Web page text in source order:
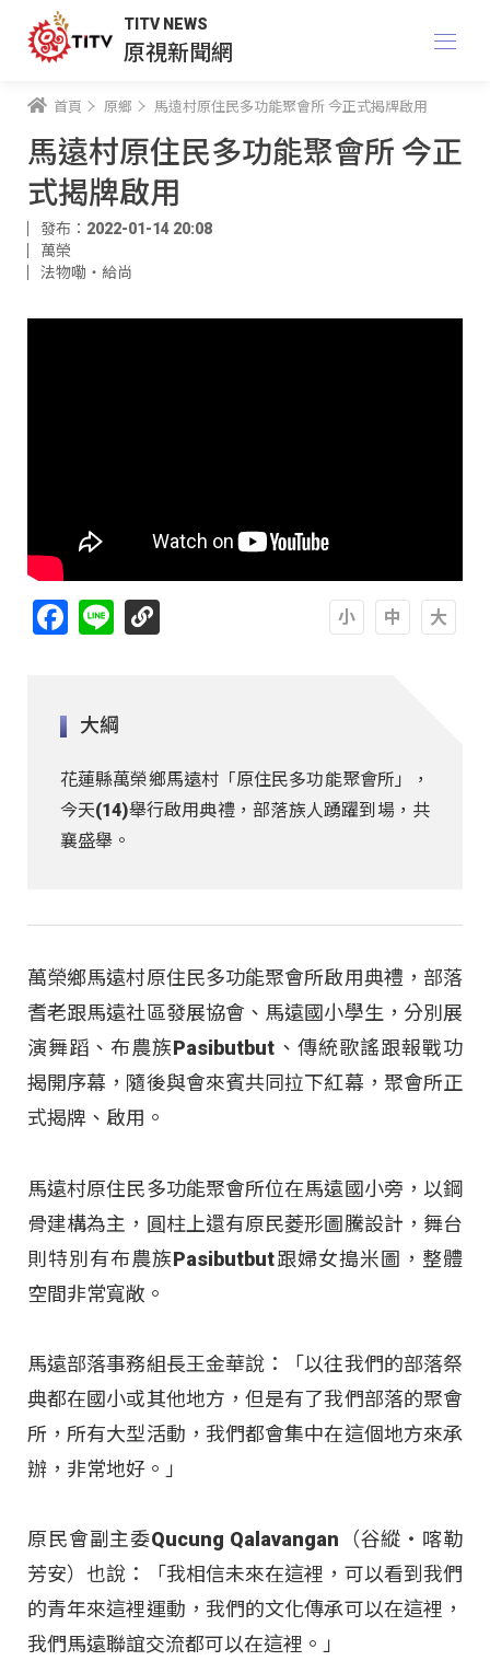
TITV NEWS
原視新聞網
首頁 原鄉 馬遠村原住民多功能聚會所 今正式揭牌啟用
馬遠村原住民多功能聚會所 今正
式揭牌啟用
發布：2022-01-14 20:08
萬榮
法物嘞‧給尚
Facebook
Line
大綱
花蓮縣萬榮鄉馬遠村「原住民多功能聚會所」，
今天(14)舉行啟用典禮，部落族人踴躍到場，共
襄盛舉。
萬榮鄉馬遠村原住民多功能聚會所啟用典禮，部落
耆老跟馬遠社區發展協會、馬遠國小學生，分別展
演舞蹈、布農族Pasibutbut、傳統歌謠跟報戰功
揭開序幕，隨後與會來賓共同拉下紅幕，聚會所正
式揭牌、啟用。
馬遠村原住民多功能聚會所位在馬遠國小旁，以鋼
骨建構為主，圓柱上還有原民菱形圖騰設計，舞台
則特別有布農族Pasibutbut跟婦女搗米圖，整體
空間非常寬敞。
馬遠部落事務組長王金華說：「以往我們的部落祭
典都在國小或其他地方，但是有了我們部落的聚會
所，所有大型活動，我們都會集中在這個地方來承
辦，非常地好。」
原民會副主委Qucung Qalavangan（谷縱‧喀勒
芳安）也說：「我相信未來在這裡，可以看到我們
的青年來這裡運動，我們的文化傳承可以在這裡，
我們馬遠聯誼交流都可以在這裡。」